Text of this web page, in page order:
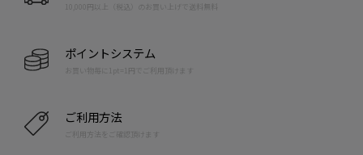
10,000円以上（税込）のお買い上げで送料無料
ポイントシステム
お買い物毎に1pt=1円でご利用頂けます
ご利用方法
ご利用方法をご確認頂けます